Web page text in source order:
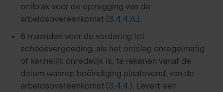
ontbrak voor de opzegging van de
arbeidsovereenkomst (3.4.4.A.).
6 maanden voor de vordering tot
schadevergoeding, als het ontslag onregelmatig
of kennelijk onredelijk is, te rekenen vanaf de
datum waarop beëindiging plaatsvond, van de
arbeidsovereenkomst (3.4.4.). Levert een